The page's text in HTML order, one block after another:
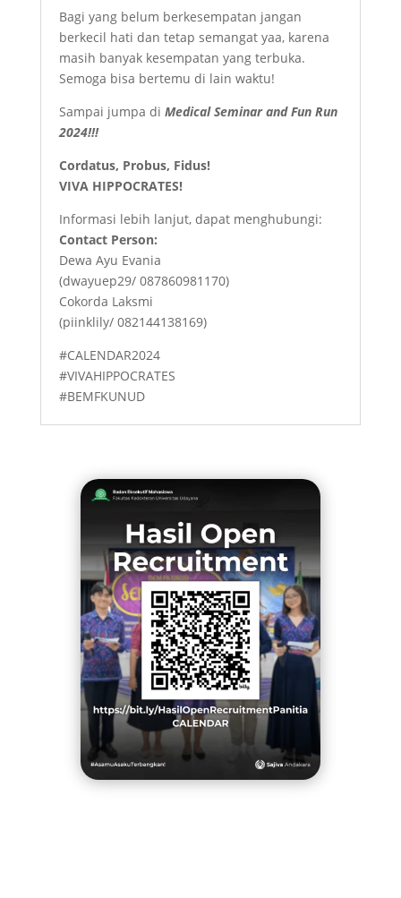
Bagi yang belum berkesempatan jangan
berkecil hati dan tetap semangat yaa, karena
masih banyak kesempatan yang terbuka.
Semoga bisa bertemu di lain waktu!
Sampai jumpa di Medical Seminar and Fun Run
2024!!!
Cordatus, Probus, Fidus!
VIVA HIPPOCRATES!
Informasi lebih lanjut, dapat menghubungi:
Contact Person:
Dewa Ayu Evania
(dwayuep29/ 087860981170)
Cokorda Laksmi
(piinklily/ 082144138169)
#CALENDAR2024
#VIVAHIPPOCRATES
#BEMFKUNUD